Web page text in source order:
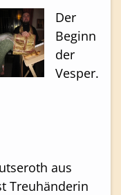
Der
Beginn
der
Vesper.
aus
Treuhänderin